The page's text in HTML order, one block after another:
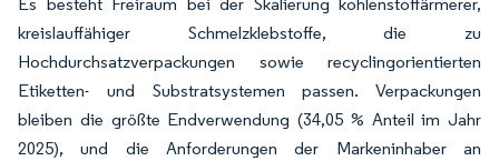
kreislauffähiger Schmelzklebstoffe, die zu
Hochdurchsatzverpackungen sowie recyclingorientierten
Etiketten- und Substratsystemen passen. Verpackungen
bleiben die größte Endverwendung (34,05 % Anteil im Jahr
2025), und die Anforderungen der Markeninhaber an